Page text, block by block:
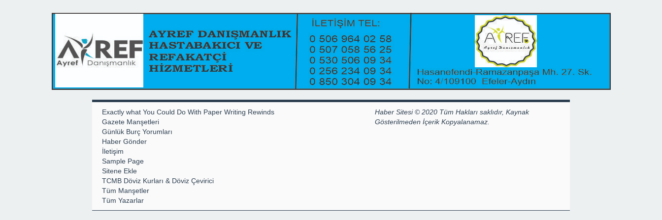
Exactly what You Could Do With Paper Writing Rewinds
Gazete Manşetleri
Günlük Burç Yorumları
Haber Gönder
İletişim
Sample Page
Sitene Ekle
TCMB Döviz Kurları & Döviz Çevirici
Tüm Manşetler
Tüm Yazarlar
Haber Sitesi © 2020 Tüm Hakları saklıdır, Kaynak
Gösterilmeden İçerik Kopyalanamaz.